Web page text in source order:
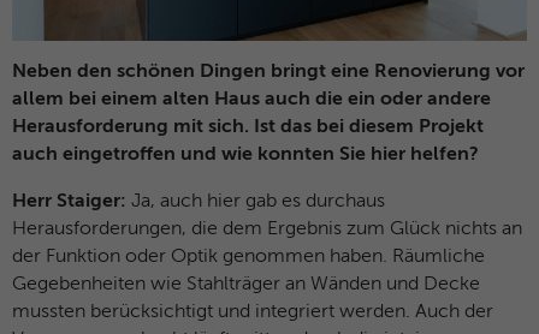
Neben den schönen Dingen bringt eine Renovierung vor
allem bei einem alten Haus auch die ein oder andere
Herausforderung mit sich. Ist das bei diesem Projekt
auch eingetroffen und wie konnten Sie hier helfen?
Herr Staiger: Ja, auch hier gab es durchaus
Herausforderungen, die dem Ergebnis zum Glück nichts an
der Funktion oder Optik genommen haben. Räumliche
Gegebenheiten wie Stahlträger an Wänden und Decke
mussten berücksichtigt und integriert werden. Auch der